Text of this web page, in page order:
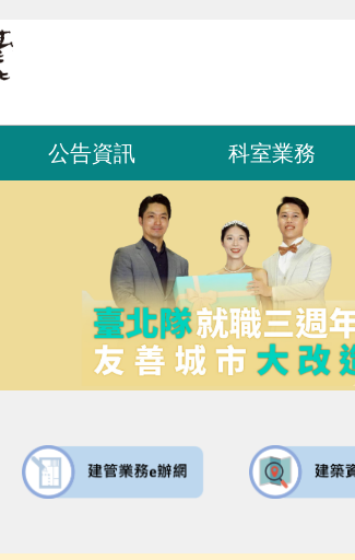
公告資訊 科室業務